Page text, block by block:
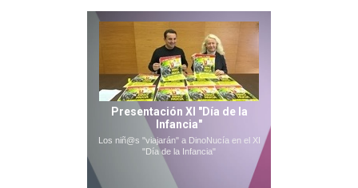
Presentación XI "Día de la
Infancia"
Los niñ@s "viajarán" a DinoNucía en el XI
"Día de la Infancia"